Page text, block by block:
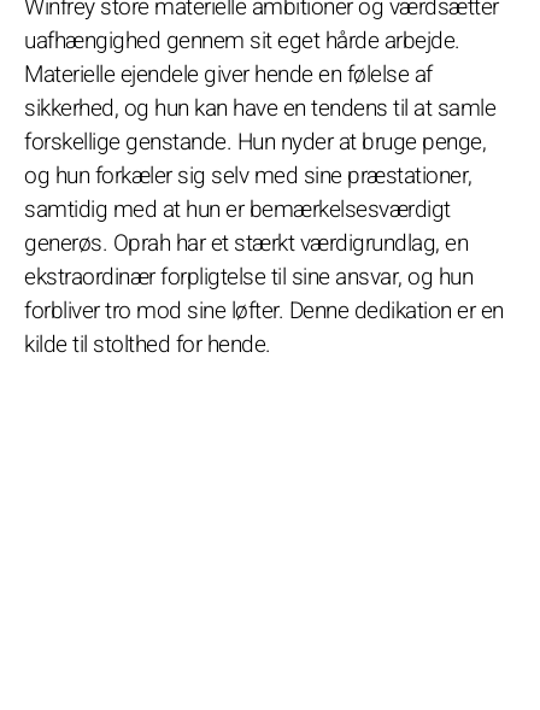
uafhængighed gennem sit eget hårde arbejde.
Materielle ejendele giver hende en følelse af
sikkerhed, og hun kan have en tendens til at samle
forskellige genstande. Hun nyder at bruge penge,
og hun forkæler sig selv med sine præstationer,
samtidig med at hun er bemærkelsesværdigt
generøs. Oprah har et stærkt værdigrundlag, en
ekstraordinær forpligtelse til sine ansvar, og hun
forbliver tro mod sine løfter. Denne dedikation er en
kilde til stolthed for hende.